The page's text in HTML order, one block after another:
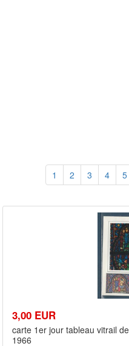
1 2 3 4 5
3,00 EUR
carte 1er jour tableau vitrail
1966